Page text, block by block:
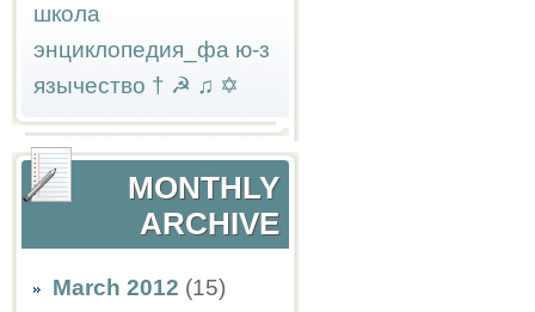
школа
энциклопедия_фа ю-з
язычество † ☭ ♫ ✡
MONTHLY
ARCHIVE
March 2012 (15)